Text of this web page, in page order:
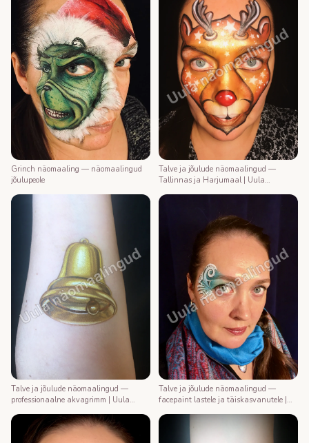
Grinch näomaaling — näomaalingud
jõulupeole
Talve ja jõulude näomaalingud —
Tallinnas ja Harjumaal | Uula
Talve ja jõulude näomaalingud —
professionaalne akvagrimm | Uula
Talve ja jõulude näomaalingud —
facepaint lastele ja täiskasvanutele |